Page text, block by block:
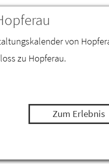
von
zu Hopferau.
Zum Erlebnis